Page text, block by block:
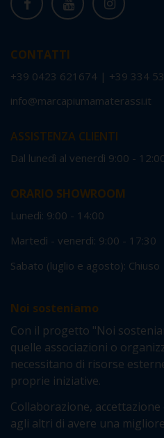
CONTATTI
+39 0423 621674 | +39 334
info@marcapiumamaterassi.it
ASSISTENZA CLIENTI
Dal lunedì al venerdì 9:00 -
ORARIO SHOWROOM
Lunedì: 9:00 - 14:00
Martedì - venerdì: 9:00 - 17:30
Sabato (luglio e agosto): Chiuso
Noi sosteniamo
Con il progetto "Noi
quelle associazioni o
necessitano di risorse
proprie iniziative.
Collaborazione,
agli altri di avere una